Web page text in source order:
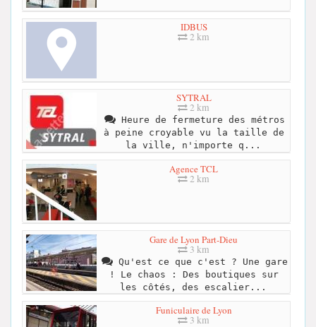
IDBUS
2 km
SYTRAL
2 km
Heure de fermeture des métros
à peine croyable vu la taille de
la ville, n'importe q...
Agence TCL
2 km
Gare de Lyon Part-Dieu
3 km
Qu'est ce que c'est ? Une gare
! Le chaos : Des boutiques sur
les côtés, des escalier...
Funiculaire de Lyon
3 km